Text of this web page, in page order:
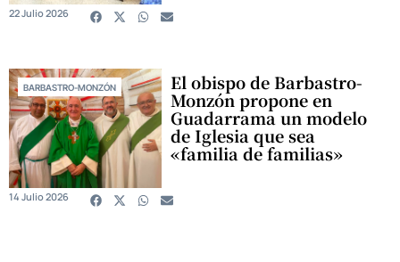
22 Julio 2026
BARBASTRO-MONZÓN El obispo de Barbastro-
Monzón propone en
Guadarrama un modelo
de Iglesia que sea
«familia de familias»
14 Julio 2026